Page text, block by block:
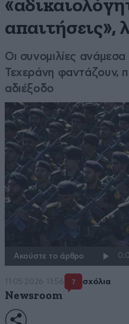
απαιτήσεις»,
Οι συνομιλίες
Τεχεράνη φαντάζουν,
αδιέξοδο
Ακούστε το άρθρο
11·05·2026 11:56 7 σχόλια
Newsroom